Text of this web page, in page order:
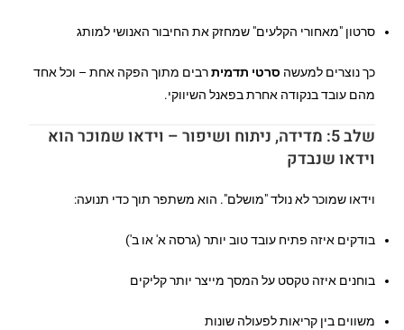
סרטון "מאחורי הקלעים" שמחזק את החיבור האנושי למותג
כך נוצרים למעשה סרטי תדמיתרבים מתוך הפקה אחת – וכל אחד
מהם עובד בנקודה אחרת בפאנל השיווקי.
שלב 5: מדידה, ניתוח ושיפור – וידאו שמוכר הוא
וידאו שנבדק
וידאו שמוכר לא נולד "מושלם". הוא משתפר תוך כדי תנועה:
בודקים איזה פתיח עובד טוב יותר (גרסה א' או ב')
בוחנים איזה טקסט על המסך מייצר יותר קליקים
משווים בין קריאות לפעולה שונות